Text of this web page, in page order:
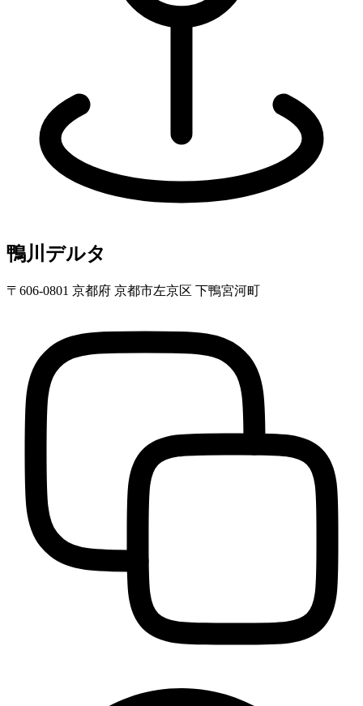
鴨川デルタ
〒606-0801 京都府 京都市左京区 下鴨宮河町